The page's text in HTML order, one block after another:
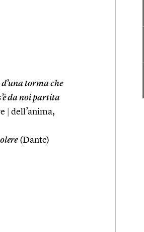
torma che
da noi partita
dell’anima,
(Dante)